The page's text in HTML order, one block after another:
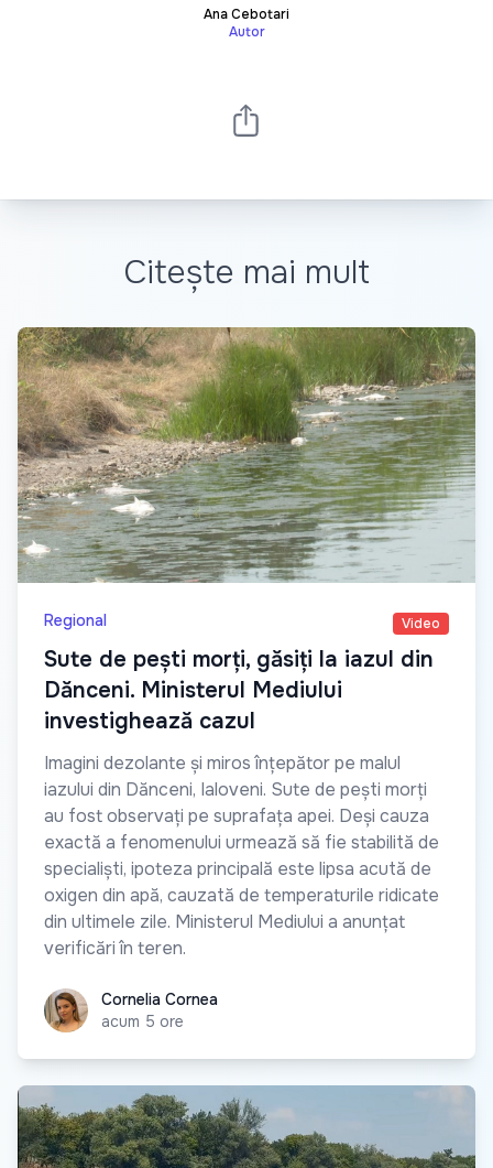
Ana Cebotari
Autor
Citește mai mult
Regional Video
Sute de pești morți, găsiți la iazul din
Dănceni. Ministerul Mediului
investighează cazul
Imagini dezolante și miros înțepător pe malul
iazului din Dănceni, Ialoveni. Sute de pești morți
au fost observați pe suprafața apei. Deși cauza
exactă a fenomenului urmează să fie stabilită de
specialiști, ipoteza principală este lipsa acută de
oxigen din apă, cauzată de temperaturile ridicate
din ultimele zile. Ministerul Mediului a anunțat
verificări în teren.
Cornelia Cornea
Cornelia Cornea
acum 5 ore